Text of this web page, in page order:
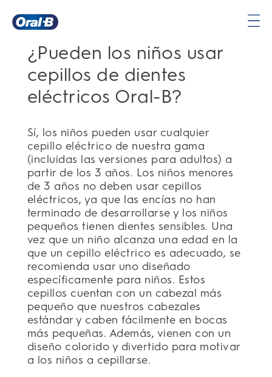
principal
¿Pueden los niños usar
cepillos de dientes
eléctricos Oral-B?
Sí, los niños pueden usar cualquier
cepillo eléctrico de nuestra gama
(incluidas las versiones para adultos) a
partir de los 3 años. Los niños menores
de 3 años no deben usar cepillos
eléctricos, ya que las encías no han
terminado de desarrollarse y los niños
pequeños tienen dientes sensibles. Una
vez que un niño alcanza una edad en la
que un cepillo eléctrico es adecuado, se
recomienda usar uno diseñado
específicamente para niños. Estos
cepillos cuentan con un cabezal más
pequeño que nuestros cabezales
estándar y caben fácilmente en bocas
más pequeñas. Además, vienen con un
diseño colorido y divertido para motivar
a los niños a cepillarse.